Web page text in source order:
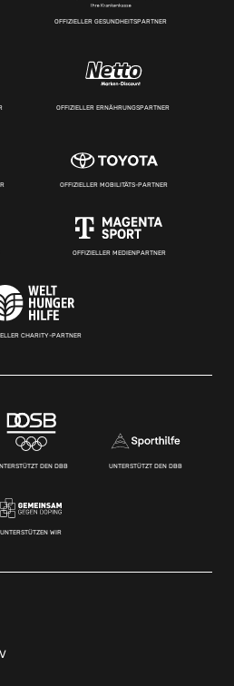
OFFIZIELLER GESUNDHEITSPARTNER
OFFIZIELLER ERNÄHRUNGSPARTNER
OFFIZIELLER MOBILITÄTS-PARTNER
OFFIZIELLER MEDIENPARTNER
CHARITY-PARTNER
DEN DBB UNTERSTÜTZT DEN DBB
UNTERSTÜTZEN WIR